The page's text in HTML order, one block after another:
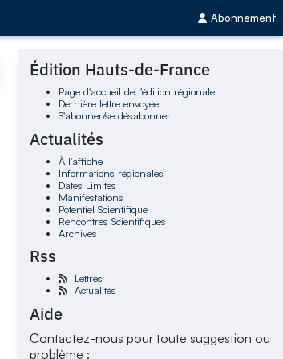
Abonnement
Édition Hauts-de-France
Page d'accueil de l'édition régionale
Dernière lettre envoyée
S'abonner/se désabonner
Actualités
À l'affiche
Informations régionales
Dates Limites
Manifestations
Potentiel Scientifique
Rencontres Scientifiques
Archives
Rss
Lettres
Actualités
Aide
Contactez-nous pour toute suggestion ou
problème :